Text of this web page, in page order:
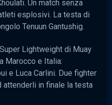
Un match senza
esplosivi. La testa di
Tenuun Gantushig.
Lightweight di Muay
Marocco e Italia:
e Luca Carlini. Due fighter
in finale la testa